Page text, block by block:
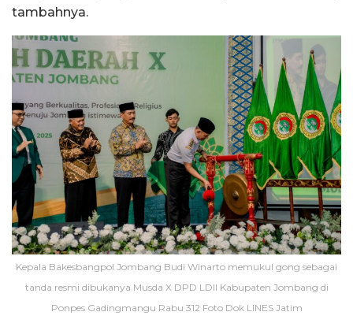
tambahnya.
Kepala Bakesbangpol Jombang Budi Winarto memukul gong sebagai
tanda resmi dibukanya Musda X DPD LDII Kabupaten Jombang di
Ponpes Gadingmangu Rabu 312 Foto Dok LINES Jatim